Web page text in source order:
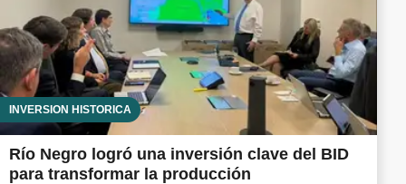
INVERSIÓN HISTÓRICA
Río Negro logró una inversión clave del BID
para transformar la producción